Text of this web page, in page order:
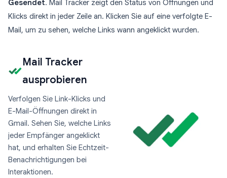
Gesendet. Mail Tracker zeigt den Status von Öffnungen und
Klicks direkt in jeder Zeile an. Klicken Sie auf eine verfolgte E-
Mail, um zu sehen, welche Links wann angeklickt wurden.
Mail Tracker
ausprobieren
Verfolgen Sie Link-Klicks und
E-Mail-Öffnungen direkt in
Gmail. Sehen Sie, welche Links
jeder Empfänger angeklickt
hat, und erhalten Sie Echtzeit-
Benachrichtigungen bei
Interaktionen.